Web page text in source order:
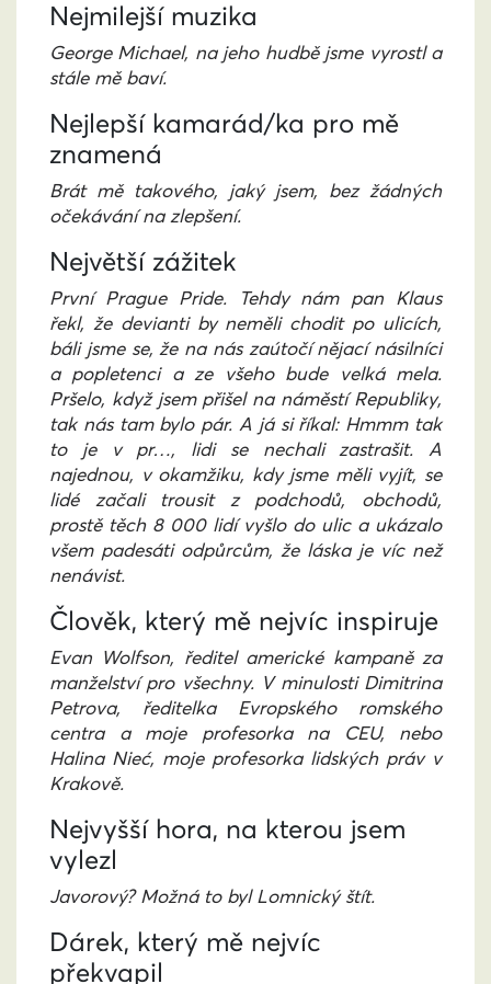
Nejmilejší muzika
George Michael, na jeho hudbě jsme vyrostl a
stále mě baví.
Nejlepší kamarád/ka pro mě
znamená
Brát mě takového, jaký jsem, bez žádných
očekávání na zlepšení.
Největší zážitek
První Prague Pride. Tehdy nám pan Klaus
řekl, že devianti by neměli chodit po ulicích,
báli jsme se, že na nás zaútočí nějací násilníci
a popletenci a ze všeho bude velká mela.
Pršelo, když jsem přišel na náměstí Republiky,
tak nás tam bylo pár. A já si říkal: Hmmm tak
to je v pr…, lidi se nechali zastrašit. A
najednou, v okamžiku, kdy jsme měli vyjít, se
lidé začali trousit z podchodů, obchodů,
prostě těch 8 000 lidí vyšlo do ulic a ukázalo
všem padesáti odpůrcům, že láska je víc než
nenávist.
Člověk, který mě nejvíc inspiruje
Evan Wolfson, ředitel americké kampaně za
manželství pro všechny. V minulosti Dimitrina
Petrova, ředitelka Evropského romského
centra a moje profesorka na CEU, nebo
Halina Nieć, moje profesorka lidských práv v
Krakově.
Nejvyšší hora, na kterou jsem
vylezl
Javorový? Možná to byl Lomnický štít.
Dárek, který mě nejvíc
překvapil